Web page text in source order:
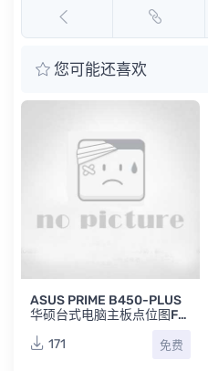
您可能还喜欢
ASUS PRIME B450-PLUS
华硕台式电脑主板点位图FZ
171
免费